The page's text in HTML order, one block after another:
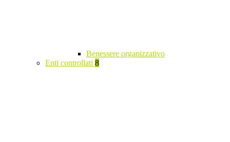
Benessere organizzativo
Enti controllati 8